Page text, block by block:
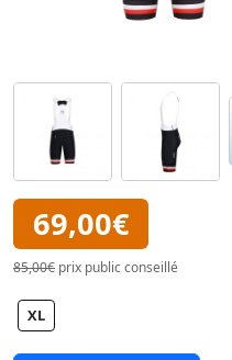
69,00€
85,00€ prix public conseillé
XL